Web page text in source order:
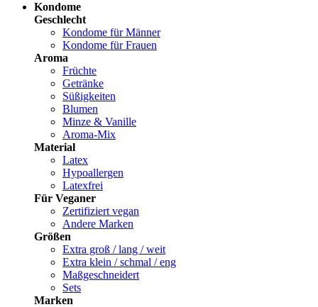
Kondome
Geschlecht
Kondome für Männer
Kondome für Frauen
Aroma
Früchte
Getränke
Süßigkeiten
Blumen
Minze & Vanille
Aroma-Mix
Material
Latex
Hypoallergen
Latexfrei
Für Veganer
Zertifiziert vegan
Andere Marken
Größen
Extra groß / lang / weit
Extra klein / schmal / eng
Maßgeschneidert
Sets
Marken